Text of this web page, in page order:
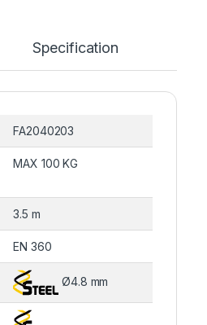
Specification
FA2040203
MAX 100 KG
3.5 m
EN 360
Ø4.8 mm